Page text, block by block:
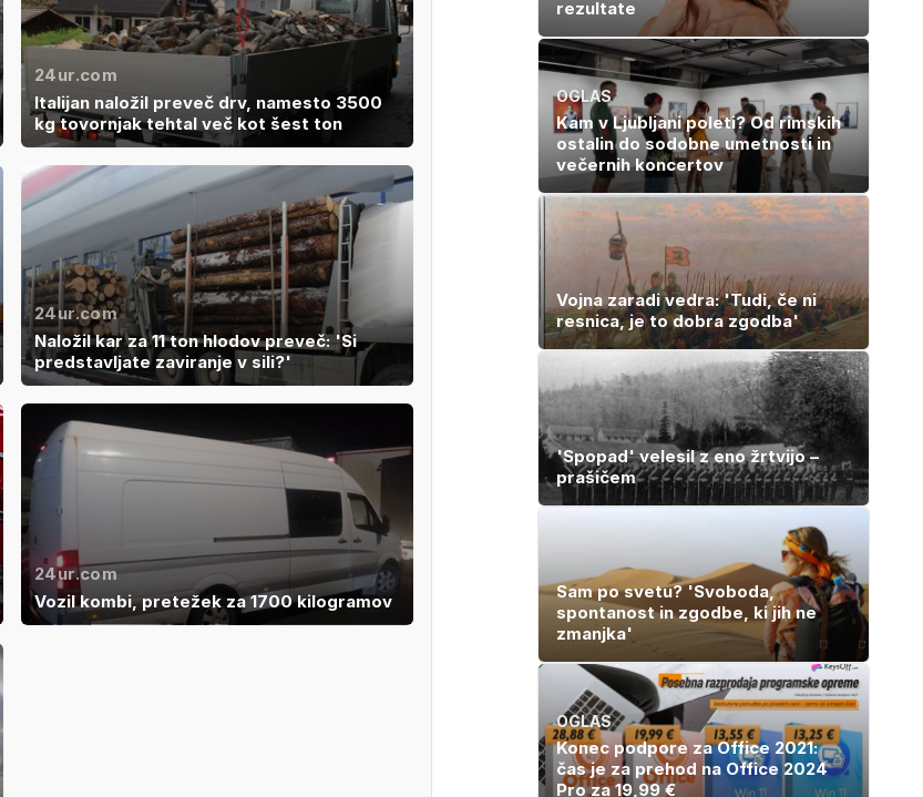
24ur.com
Italijan naložil preveč drv, namesto 3500
kg tovornjak tehtal več kot šest ton
24ur.com
Naložil kar za 11 ton hlodov preveč: 'Si
predstavljate zaviranje v sili?'
24ur.com
Vozil kombi, pretežek za 1700 kilogramov
rezultate
OGLAS
Kam v Ljubljani poleti? Od rimskih
ostalin do sodobne umetnosti in
večernih koncertov
Vojna zaradi vedra: 'Tudi, če ni
resnica, je to dobra zgodba'
'Spopad' velesil z eno žrtvijo –
prašičem
Sam po svetu? 'Svoboda,
spontanost in zgodbe, ki jih ne
zmanjka'
OGLAS
Konec podpore za Office 2021:
čas je za prehod na Office 2024
Pro za 19,99 €